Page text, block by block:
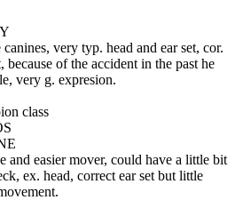
very typ. head and ear set, cor.
of the accident in the past he
very g. expresion.
class
and easier mover, could have a little bit
ex. head, correct ear set but little